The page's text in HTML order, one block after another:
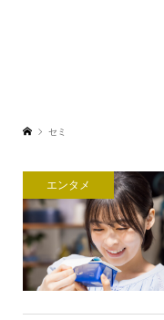
セミ
エンタメ